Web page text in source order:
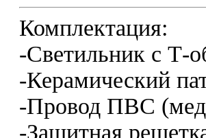
Комплектация:
-Светильник с Т-
-Керамический
-Провод ПВС
-Защитная